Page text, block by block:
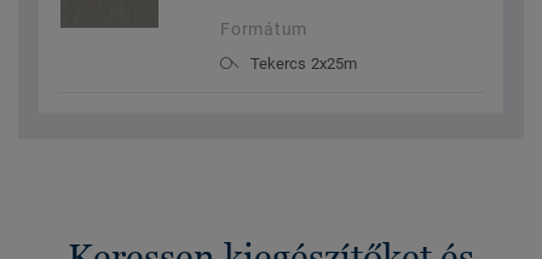
Formátum
Tekercs 2x25m